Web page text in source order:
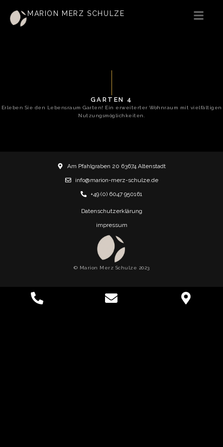
MARION MERZ SCHULZE
GARTEN 4
Erleben Sie den Lebensraum Garten! Ein erweiterter Wohnraum mit vielfältigen
Nutzungsmöglichkeiten.
Am Pfahlgraben 20 63674 Altenstadt
info@marion-merz-schulze.de
+49 (0) 6047 950161
© Marion Merz Schulze 2023
Datenschutzerklärung
impressum